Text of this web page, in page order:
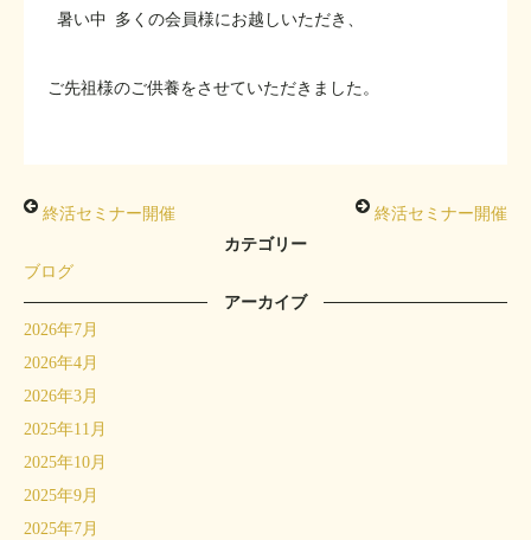
暑い中 多くの会員様にお越しいただき、
ご先祖様のご供養をさせていただきました。
終活セミナー開催 終活セミナー開催
カテゴリー
ブログ
アーカイブ
2026年7月
2026年4月
2026年3月
2025年11月
2025年10月
2025年9月
2025年7月